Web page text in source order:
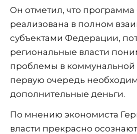
Он отметил, что программа
реализована в полном
субъектами Федерации,
региональные власти
проблемы в коммунальной
первую очередь
дополнительные деньги.
По мнению экономиста
власти прекрасно